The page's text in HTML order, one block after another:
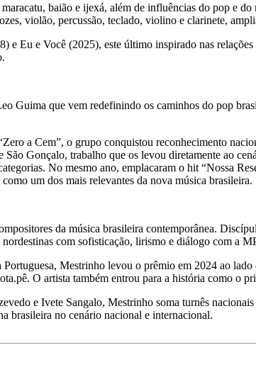
baião e ijexá, além de influências do pop e
violão, percussão, teclado, violino e clarinete,
Eu e Você (2025), este último inspirado nas
Guima que vem redefinindo os caminhos do pop
a Cem”, o grupo conquistou reconhecimento
Gonçalo, trabalho que os levou diretamente ao
No mesmo ano, emplacaram o hit “Nossa
um dos mais relevantes da nova música brasileira.
da música brasileira contemporânea.
com sofisticação, lirismo e diálogo com a
Mestrinho levou o prêmio em 2024 ao
O artista também entrou para a história como o
e Ivete Sangalo, Mestrinho soma turnês
brasileira no cenário nacional e internacional.